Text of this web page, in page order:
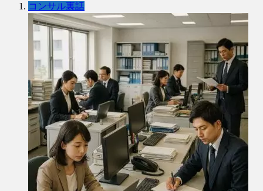
コンサル裏話